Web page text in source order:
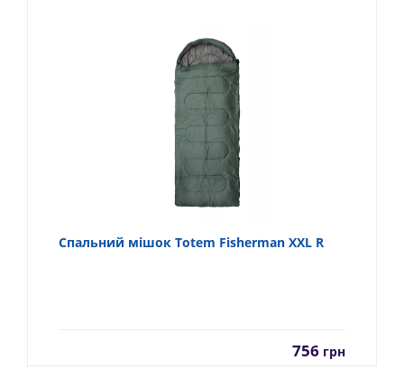
Спальний мішок Totem Fisherman XXL R
756 грн